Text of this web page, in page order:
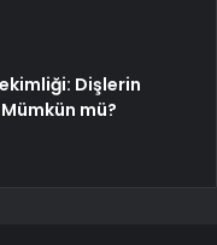
Dişlerin
mü?